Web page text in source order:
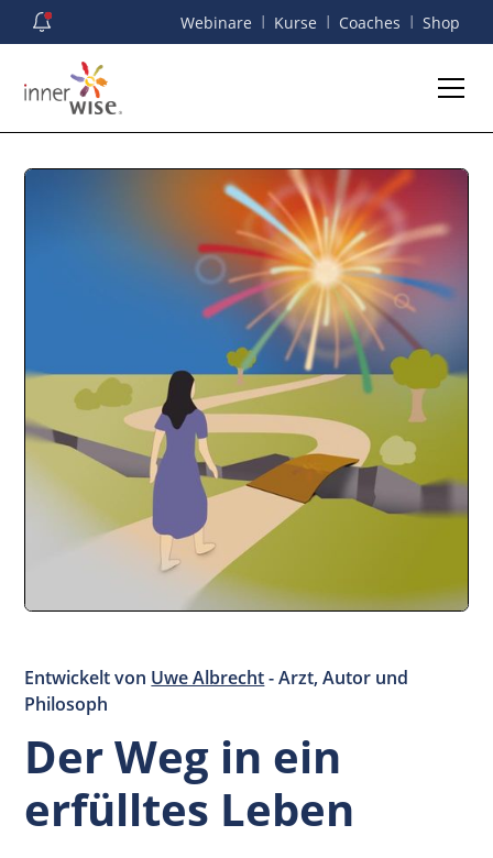
Webinare I Kurse I Coaches I Shop
Entwickelt von Uwe Albrecht- Arzt, Autor und
Philosoph
Der Weg in ein
erfülltes Leben